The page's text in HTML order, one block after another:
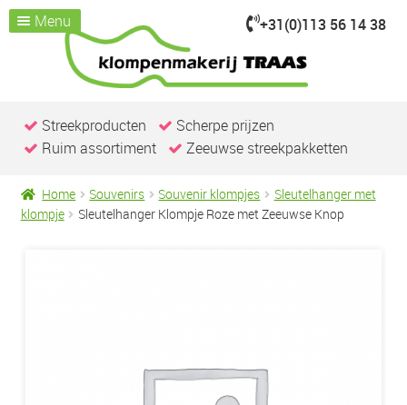
+31(0)113 56 14 38
Ga
GaMenu
Home
Assortiment
Submenu
Kijk je nemen
Over ons
Klompenwinkel
Streekproducten
Scherpe prijzen
Ruim assortiment
Zeeuwse streekpakketten
Home Souvenirs Souvenir klompjes
Sleutelhanger met
klompje
Sleutelhanger Klompje Roze met Zeeuwse Knop